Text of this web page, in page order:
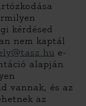
kérdésed
nem kaptál
e-
alapján
vannak, és az
az